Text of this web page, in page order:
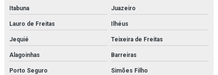
Projeto de montagem de estrutura metálica
Purgador de bóia
Purgador de condensado
Purgador eletrônico temporizado
Itabuna Juazeiro
Lauro de Freitas Ilhéus
Jequié Teixeira de Freitas
Alagoinhas Barreiras
Porto Seguro Simões Filho